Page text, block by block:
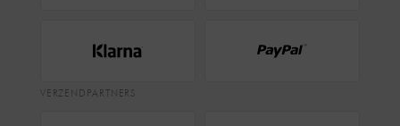
VERZENDPARTNERS